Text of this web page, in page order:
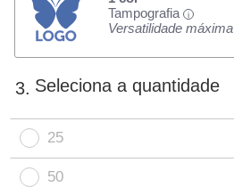
Tampografia
i
Versatilidade máxima
3. Seleciona a quantidade
25
50